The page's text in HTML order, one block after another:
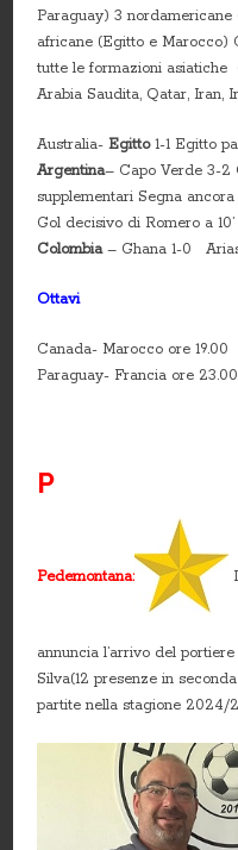
Paraguay) 3
africane (Egitto e Marocco)
tutte le formazioni asiatiche
Arabia Saudita, Qatar, Iran,
Australia-Egitto1-1 Egitto
Argentina– Capo Verde 3-2
supplementari Segna
Gol decisivo di Romero a
Colombia– Ghana 1-0
Ottavi
Canada- Marocco ore 19.00
Paraguay- Francia ore 23.00
P
Pedemontana:
annuncia l’arrivo del portiere
Silva(12 presenze in
partite nella stagione 2024/